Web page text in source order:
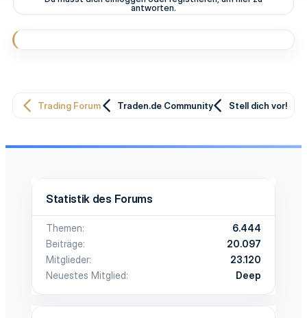
antworten.
Trading Forum Traden.de Community Stell dich vor!
Statistik des Forums
Themen
6.444
Beiträge
20.097
Mitglieder
23.120
Neuestes Mitglied
Deep